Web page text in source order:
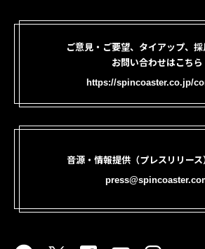
ご意見・ご要望、タイアップ、
お問い合わせはこちら
https://spincoaster.co.jp/
音源・情報提供（プレスリリース